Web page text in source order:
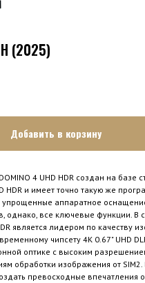
(2025)
Добавить в корзину
4 UHD HDR создан на базе
HDR и имеет точно такую же
упрощенные аппаратное
однако, все ключевые функции. В
является лидером по качеству
чипсету 4K 0.67" UHD
оптике с высоким
обработки изображения от
превосходные впечатления